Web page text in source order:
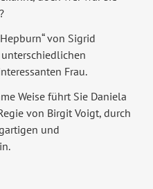
von Sigrid
Frau.
Weise führt Sie Daniela
von Birgit Voigt, durch
und